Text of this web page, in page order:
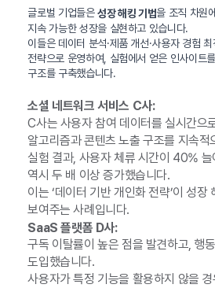
글로벌 기업들은성장 해킹 기법을 조직 차원
지속 가능한 성장을 실현하고 있습니다.
이들은 데이터 분석·제품 개선·사용자 경험
전략으로 운영하여, 실험에서 얻은 인사이트
구조를 구축했습니다.
소셜 네트워크 서비스 C사:
C사는 사용자 참여 데이터를 실시간으
알고리즘과 콘텐츠 노출 구조를 지속적
실험 결과, 사용자 체류 시간이 40% 늘
역시 두 배 이상 증가했습니다.
이는 ‘데이터 기반 개인화 전략’이 성장
보여주는 사례입니다.
SaaS 플랫폼 D사:
구독 이탈률이 높은 점을 발견하고, 행
도입했습니다.
사용자가 특정 기능을 활용하지 않을